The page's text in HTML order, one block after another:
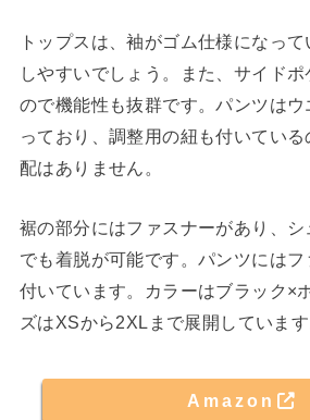
トップスは、袖がゴム仕様になっ
しやすいでしょう。また、サイド
ので機能性も抜群です。パンツはウ
っており、調整用の紐も付いてい
配はありません。
裾の部分にはファスナーがあり、シ
でも着脱が可能です。パンツには
付いています。カラーはブラック×
ズはXSから2XLまで展開しています
Amazon